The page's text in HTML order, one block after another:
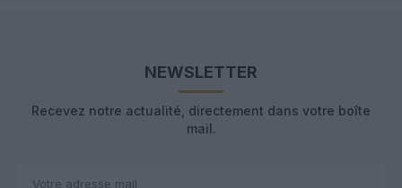
NEWSLETTER
Recevez notre actualité, directement dans votre boîte
mail.